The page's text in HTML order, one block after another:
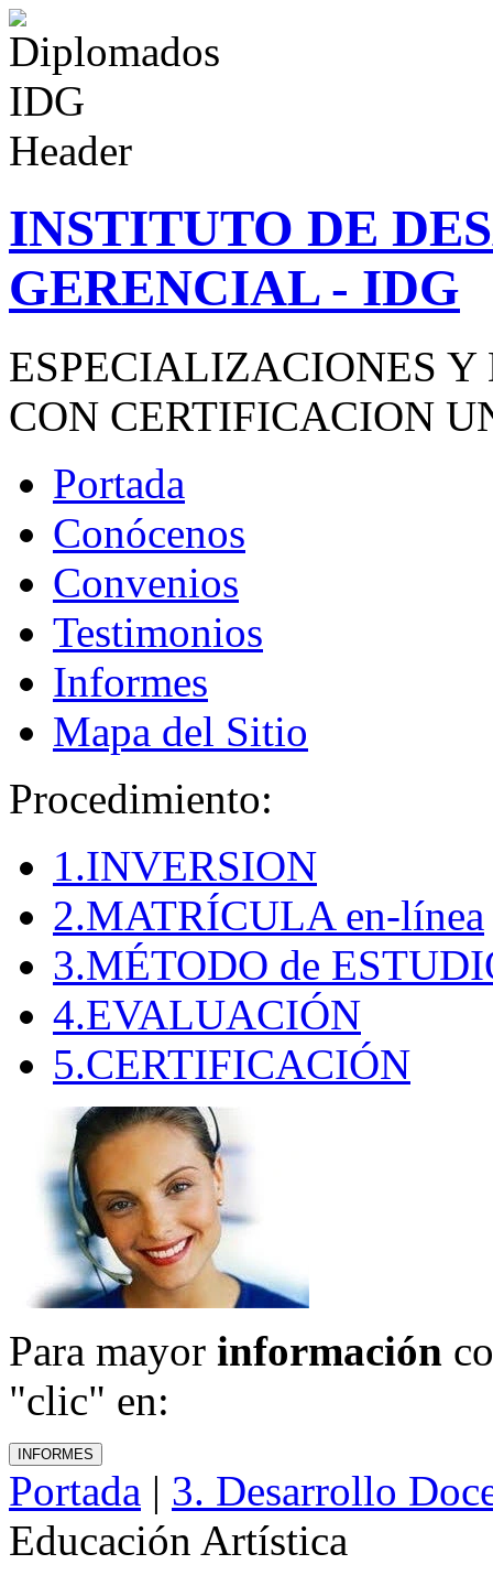
INSTITUTO DE
GERENCIAL - IDG
ESPECIALIZACIONES
CON CERTIFICACION
Portada
Conócenos
Convenios
Testimonios
Informes
Mapa del Sitio
Procedimiento:
1.INVERSION
2.MATRÍCULA en-línea
3.MÉTODO de
4.EVALUACIÓN
5.CERTIFICACIÓN
Para mayor información
"clic" en:
Portada | 3. Desarrollo
Educación Artística